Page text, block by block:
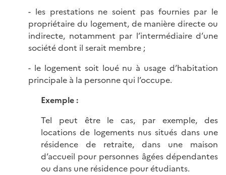
- les prestations ne soient pas fournies par le
propriétaire du logement, de manière directe ou
indirecte, notamment par l’intermédiaire d’une
société dont il serait membre ;
- le logement soit loué nu à usage d’habitation
principale à la personne qui l’occupe.
Exemple :
Tel peut être le cas, par exemple, des
locations de logements nus situés dans une
résidence de retraite, dans une maison
d’accueil pour personnes âgées dépendantes
ou dans une résidence pour étudiants.